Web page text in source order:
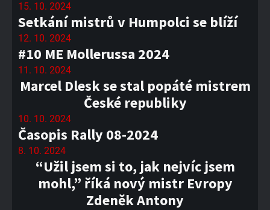
15. 10. 2024
Setkání mistrů v Humpolci se blíží
12. 10. 2024
#10 ME Mollerussa 2024
11. 10. 2024
Marcel Dlesk se stal popáté mistrem
České republiky
10. 10. 2024
Časopis Rally 08-2024
8. 10. 2024
“Užil jsem si to, jak nejvíc jsem
mohl,” říká nový mistr Evropy
Zdeněk Antony